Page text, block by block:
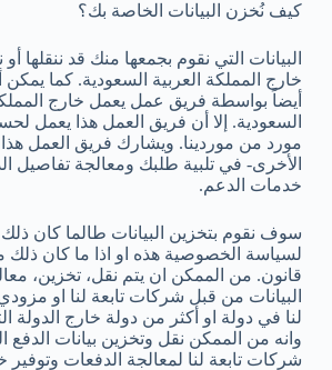
كيف نُخزن البيانات الخاصة بك؟
البيانات التي نقوم بجمعها منك قد ننقلها
خارج المملكة العربية السعودية. كما يمكن
أيضاً بواسطة فريق عمل يعمل خارج
السعودية. إلا أن فريق العمل هذا يعمل
مورد من موردينا. ويشارك فريق العمل
الأخرى- في تلبية طلبك ومعالجة تفاصيل
خدمات الدعم.
سوف نقوم بتخزين البيانات طالما كان
لسياسة الخصوصية هذه او اذا ما كان ذلك
قانون. من الممكن ان يتم نقل، تخزين،
البيانات من قبل شركات تابعة لنا او
لنا في دولة او أكثر من دولة خارج الدولة
وانه من الممكن نقل وتخزين بيانات
شركات تابعة لنا لمعالجة الدفعات